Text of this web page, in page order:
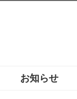
お知らせ